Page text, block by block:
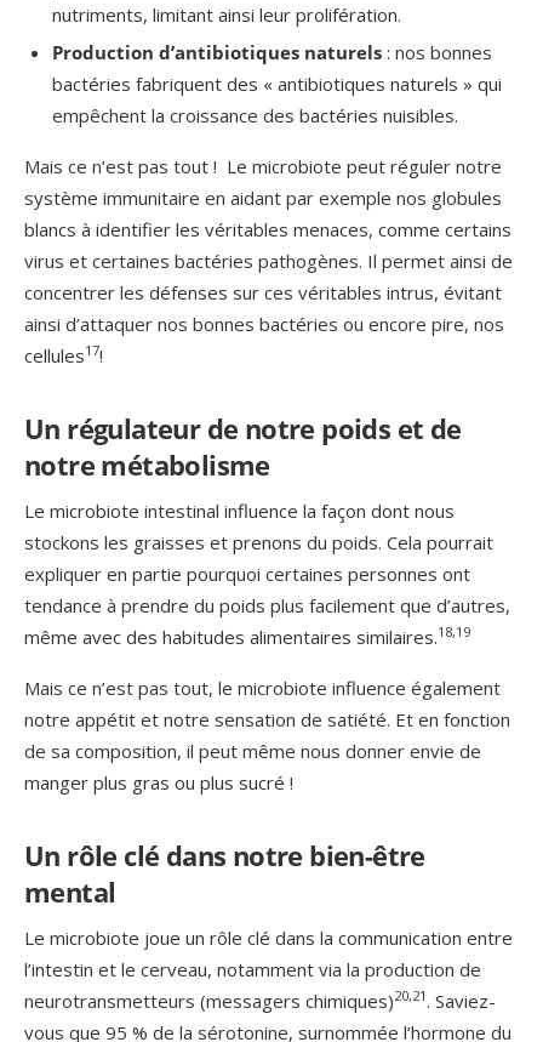
nutriments, limitant ainsi leur prolifération.
Production d’antibiotiques naturels : nos bonnes
bactéries fabriquent des « antibiotiques naturels » qui
empêchent la croissance des bactéries nuisibles.
Mais ce n’est pas tout ! Le microbiote peut réguler notre
système immunitaire en aidant par exemple nos globules
blancs à identifier les véritables menaces, comme certains
virus et certaines bactéries pathogènes. Il permet ainsi de
concentrer les défenses sur ces véritables intrus, évitant
ainsi d’attaquer nos bonnes bactéries ou encore pire, nos
cellules17!
Un régulateur de notre poids et de
notre métabolisme
Le microbiote intestinal influence la façon dont nous
stockons les graisses et prenons du poids. Cela pourrait
expliquer en partie pourquoi certaines personnes ont
tendance à prendre du poids plus facilement que d’autres,
même avec des habitudes alimentaires similaires.18,19
Mais ce n’est pas tout, le microbiote influence également
notre appétit et notre sensation de satiété. Et en fonction
de sa composition, il peut même nous donner envie de
manger plus gras ou plus sucré !
Un rôle clé dans notre bien-être
mental
Le microbiote joue un rôle clé dans la communication entre
l’intestin et le cerveau, notamment via la production de
neurotransmetteurs (messagers chimiques)20,21 . Saviez-
vous que 95 % de la sérotonine, surnommée l’hormone du